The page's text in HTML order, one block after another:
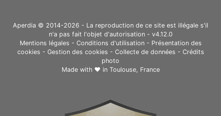
Aperdia © 2014-2026 - La reproduction de ce site est illégale s'il
n'a pas fait l'objet d'autorisation - v4.12.0
Mentions légales - Conditions d'utilisation- Présentation des
cookies - Gestion des cookies - Collecte de données - Crédits
photo
Made with ❤ in Toulouse, France